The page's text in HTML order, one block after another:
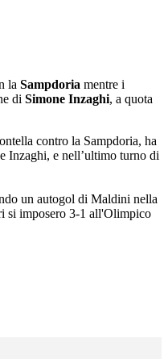
la Sampdoria mentre i
di Simone Inzaghi, a quota
contro la Sampdoria, ha
Inzaghi, e nell’ultimo turno di
un autogol di Maldini nella
si imposero 3-1 all'Olimpico